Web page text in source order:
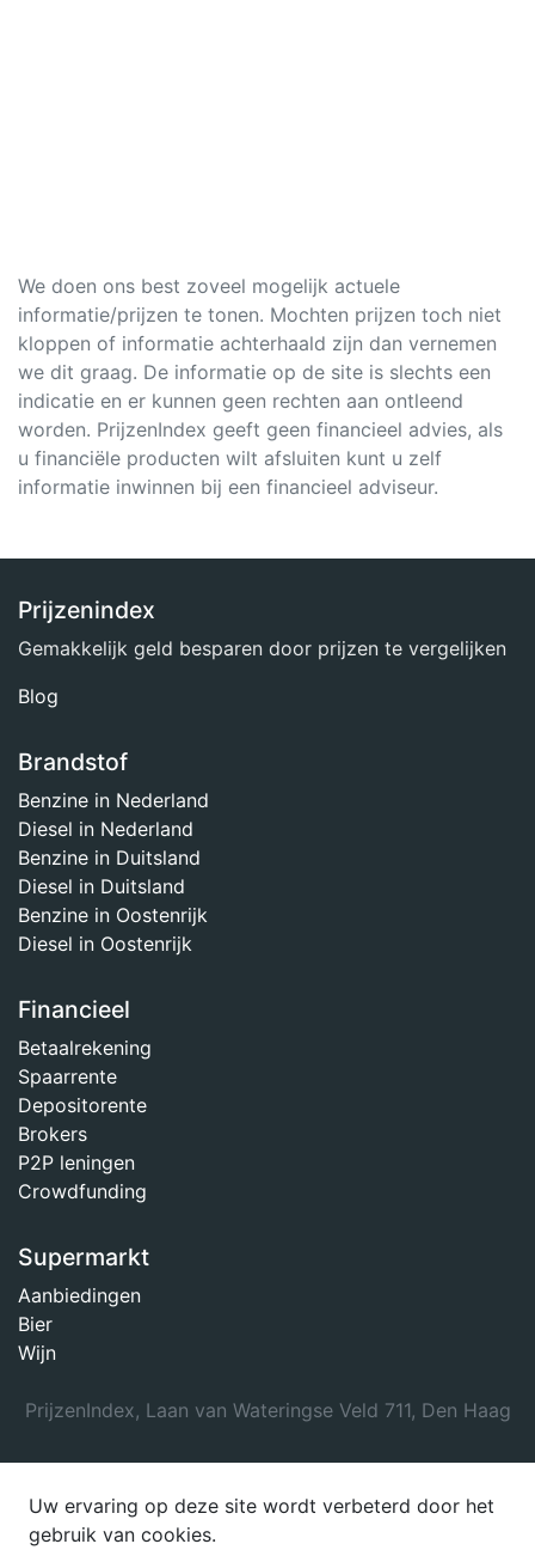
We doen ons best zoveel mogelijk actuele
informatie/prijzen te tonen. Mochten prijzen toch niet
kloppen of informatie achterhaald zijn dan vernemen
we dit graag. De informatie op de site is slechts een
indicatie en er kunnen geen rechten aan ontleend
worden. PrijzenIndex geeft geen financieel advies, als
u financiële producten wilt afsluiten kunt u zelf
informatie inwinnen bij een financieel adviseur.
Prijzenindex
Gemakkelijk geld besparen door prijzen te vergelijken
Blog
Brandstof
Benzine in Nederland
Diesel in Nederland
Benzine in Duitsland
Diesel in Duitsland
Benzine in Oostenrijk
Diesel in Oostenrijk
Financieel
Betaalrekening
Spaarrente
Depositorente
Brokers
P2P leningen
Crowdfunding
Supermarkt
Aanbiedingen
Bier
Wijn
PrijzenIndex, Laan van Wateringse Veld 711, Den Haag
Uw ervaring op deze site wordt verbeterd door het
gebruik van cookies.